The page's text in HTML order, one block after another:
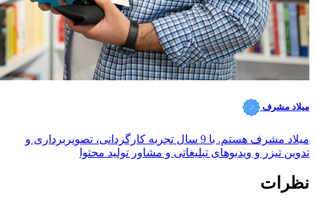
میلاد مشرف
میلاد مشرف هستم. با 9 سال تجربه کارگردانی، تصویربرداری و
تدوین تیزر و ویدیوهای تبلیغاتی و مشاور تولید محتوا
نظرات